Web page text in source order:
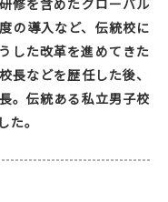
の導入など、伝統校に
した改革を進めてきた
長などを歴任した後、
。伝統ある私立男子校
た。